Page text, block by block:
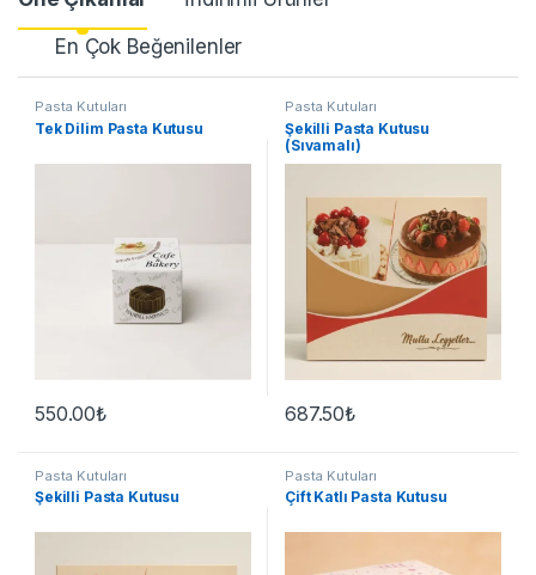
En Çok Beğenilenler
Pasta Kutuları
Tek Dilim Pasta Kutusu
550.00₺
Pasta Kutuları
Şekilli Pasta Kutusu
(Sıvamalı)
687.50₺
Pasta Kutuları
Şekilli Pasta Kutusu
Pasta Kutuları
Çift Katlı Pasta Kutusu